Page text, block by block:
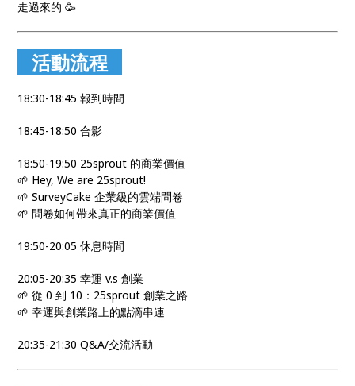
走過來的 🥳
活動流程
18:30-18:45 報到時間
18:45-18:50 合影
18:50-19:50 25sprout 的商業價值
🌱 Hey, We are 25sprout!
🌱 SurveyCake 企業級的雲端問卷
🌱 問卷如何帶來真正的商業價值
19:50-20:05 休息時間
20:05-20:35 幸運 v.s 創業
🌱 從 0 到 10：25sprout 創業之路
🌱 幸運與創業路上的點滴串連
20:35-21:30 Q&A/交流活動